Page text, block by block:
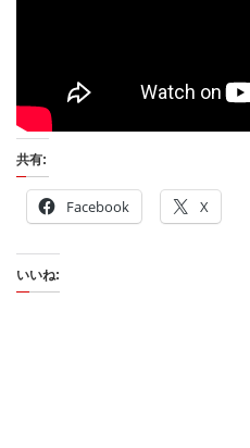
共有:
Facebook X
いいね: